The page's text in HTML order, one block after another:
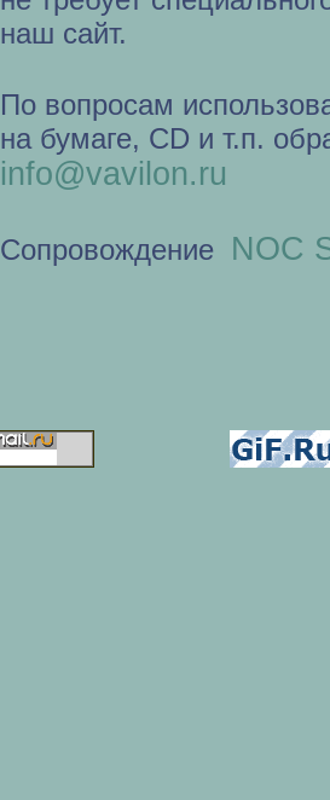
наш сайт.
По вопросам
на бумаге, CD и т.п.
info@vavilon.ru
Сопровождение NOC